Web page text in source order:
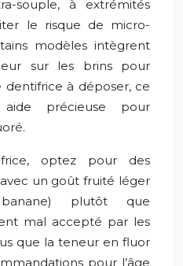
souple, à extrémités
le risque de micro-
modèles intègrent
sur les brins pour
à déposer, ce
précieuse pour
optez pour des
un goût fruité léger
banane) plutôt que
mal accepté par les
que la teneur en fluor
pour l’âge